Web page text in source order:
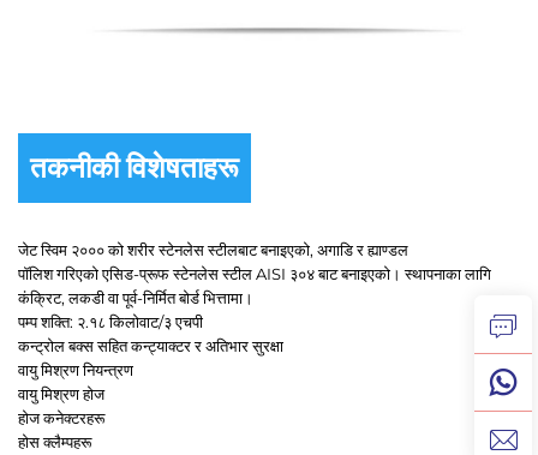
तकनीकी विशेषताहरू
जेट स्विम २००० को शरीर स्टेनलेस स्टीलबाट बनाइएको, अगाडि र ह्याण्डल
पॉलिश गरिएको एसिड-प्रूफ स्टेनलेस स्टील AISI ३०४ बाट बनाइएको। स्थापनाका लागि
कंक्रिट, लकडी वा पूर्व-निर्मित बोर्ड भित्तामा।
पम्प शक्ति: २.१८ किलोवाट/३ एचपी
कन्ट्रोल बक्स सहित कन्ट्याक्टर र अतिभार सुरक्षा
वायु मिश्रण नियन्त्रण
वायु मिश्रण होज
होज कनेक्टरहरू
होस क्लैम्पहरू